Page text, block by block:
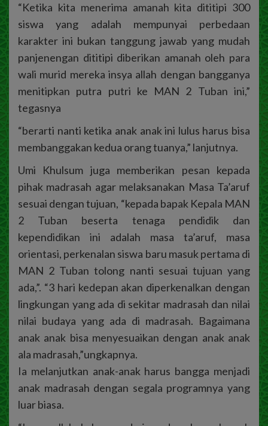
“Ketika kita menerima amanah kita dititipi 300
siswa yang adalah mempunyai perbedaan
karakter ini bukan tanggung jawab yang mudah
panjenengan dititipi diberikan amanah oleh para
wali murid mereka insya allah dengan bangganya
menitipkan putra putri ke MAN 2 Tuban ini,”
tegasnya
“berarti nanti ketika anak anak ini lulus harus bisa
membanggakan kedua orang tuanya,” lanjutnya.
Umi Khulsum juga memberikan pesan kepada
pihak madrasah agar melaksanakan Masa Ta’aruf
sesuai dengan tujuan, “kepada bapak Kepala MAN
2 Tuban beserta tenaga pendidik dan
kependidikan ini adalah masa ta’aruf, masa
orientasi, perkenalan siswa baru masuk pertama di
MAN 2 Tuban tolong nanti sesuai tujuan yang
ada,”. “3 hari kedepan akan diperkenalkan dengan
lingkungan yang ada di sekitar madrasah dan nilai
nilai budaya yang ada di madrasah. Bagaimana
anak anak bisa menyesuaikan dengan anak anak
ala madrasah,”ungkapnya.
Ia melanjutkan anak-anak harus bangga menjadi
anak madrasah dengan segala programnya yang
luar biasa.